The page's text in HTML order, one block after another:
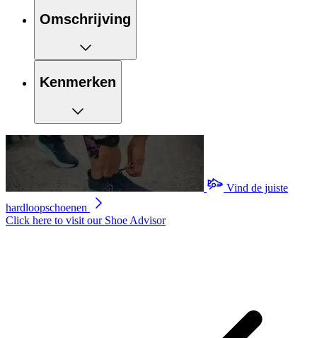
Omschrijving
Kenmerken
Vind de juiste
hardloopschoenen
Click here to visit our Shoe Advisor